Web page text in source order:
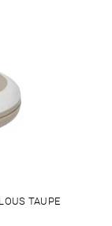
TAUPE